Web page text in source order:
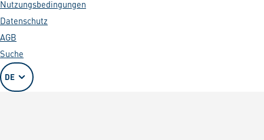
Nutzungsbedingungen
Datenschutz
AGB
Suche
DE